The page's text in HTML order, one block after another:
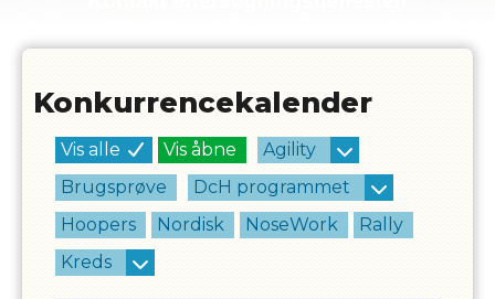
Konkurrencekalender
Vis alle Vis åbne
Agility
Brugsprøve
DcH programmet
Hoopers
Nordisk NoseWork
Rally
Kreds